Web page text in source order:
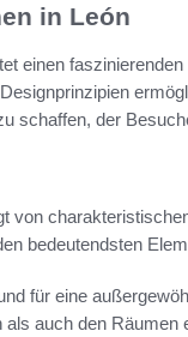
in León
einen
schaffen, der
von
bedeutendsten
für eine
auch den Räumen